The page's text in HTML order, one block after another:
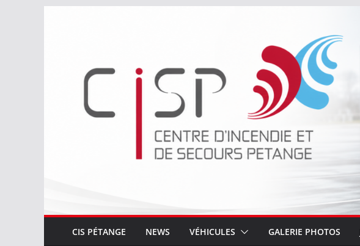
CIS PÉTANGE NEWS VÉHICULES GALERIE PHOTOS